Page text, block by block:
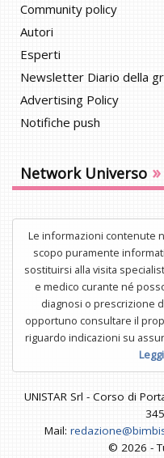
Community policy
Autori
Esperti
Newsletter Diario della
Advertising Policy
Notifiche push
Network Universo »
Le informazioni contenute
scopo puramente
sostituirsi alla visita
e medico curante né
diagnosi o prescrizione
opportuno consultare il
riguardo indicazioni su
UNISTAR Srl - Corso di
Mail:
© 2026 -